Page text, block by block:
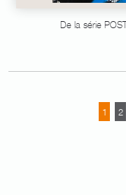
De la série
1 2